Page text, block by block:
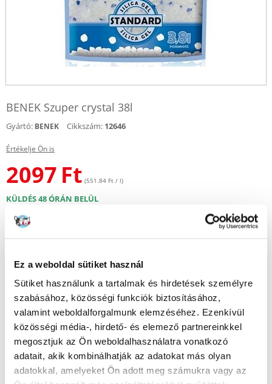
Ez a weboldal sütiket használ
Sütiket használunk a tartalmak és hirdetések személyre
szabásához, közösségi funkciók biztosításához,
valamint weboldalforgalmunk elemzéséhez. Ezenkívül
közösségi média-, hirdető- és elemező partnereinkkel
megosztjuk az Ön weboldalhasználatra vonatkozó
adatait, akik kombinálhatják az adatokat más olyan
adatokkal, amelyeket Ön adott meg számukra vagy az
BENEK Szuper crystal 38l
Gyártó: BENEK Cikkszám: 12646
Értékelje Ön is
2097 Ft (551.84 Ft / l)
KÜLDÉS 48 ÓRÁN BELÜL
Képek ügyfeleinkről
Leírás
A Benek Super Crystal egy szilikagél formájú alom, amely felszívja a
macskavizeletet a kellemetlen szagokkal és az esetleges baktériumokkal
együtt, majd elpárologtatja a vizet.
A BENEK Super Crystal almot magas tisztasága és hatékonysága jellemzi
a nedvesség és a kellemetlen szagok elnyelésében. Ezek a tulajdonságok
az alom erősen fejlett belső felületéből és magas (80% feletti)
porozitásából adódnak. A nedvességfelvétel folyamatát az alom
színének megváltozása kíséri. A kristályok először tompák, majd sárgák